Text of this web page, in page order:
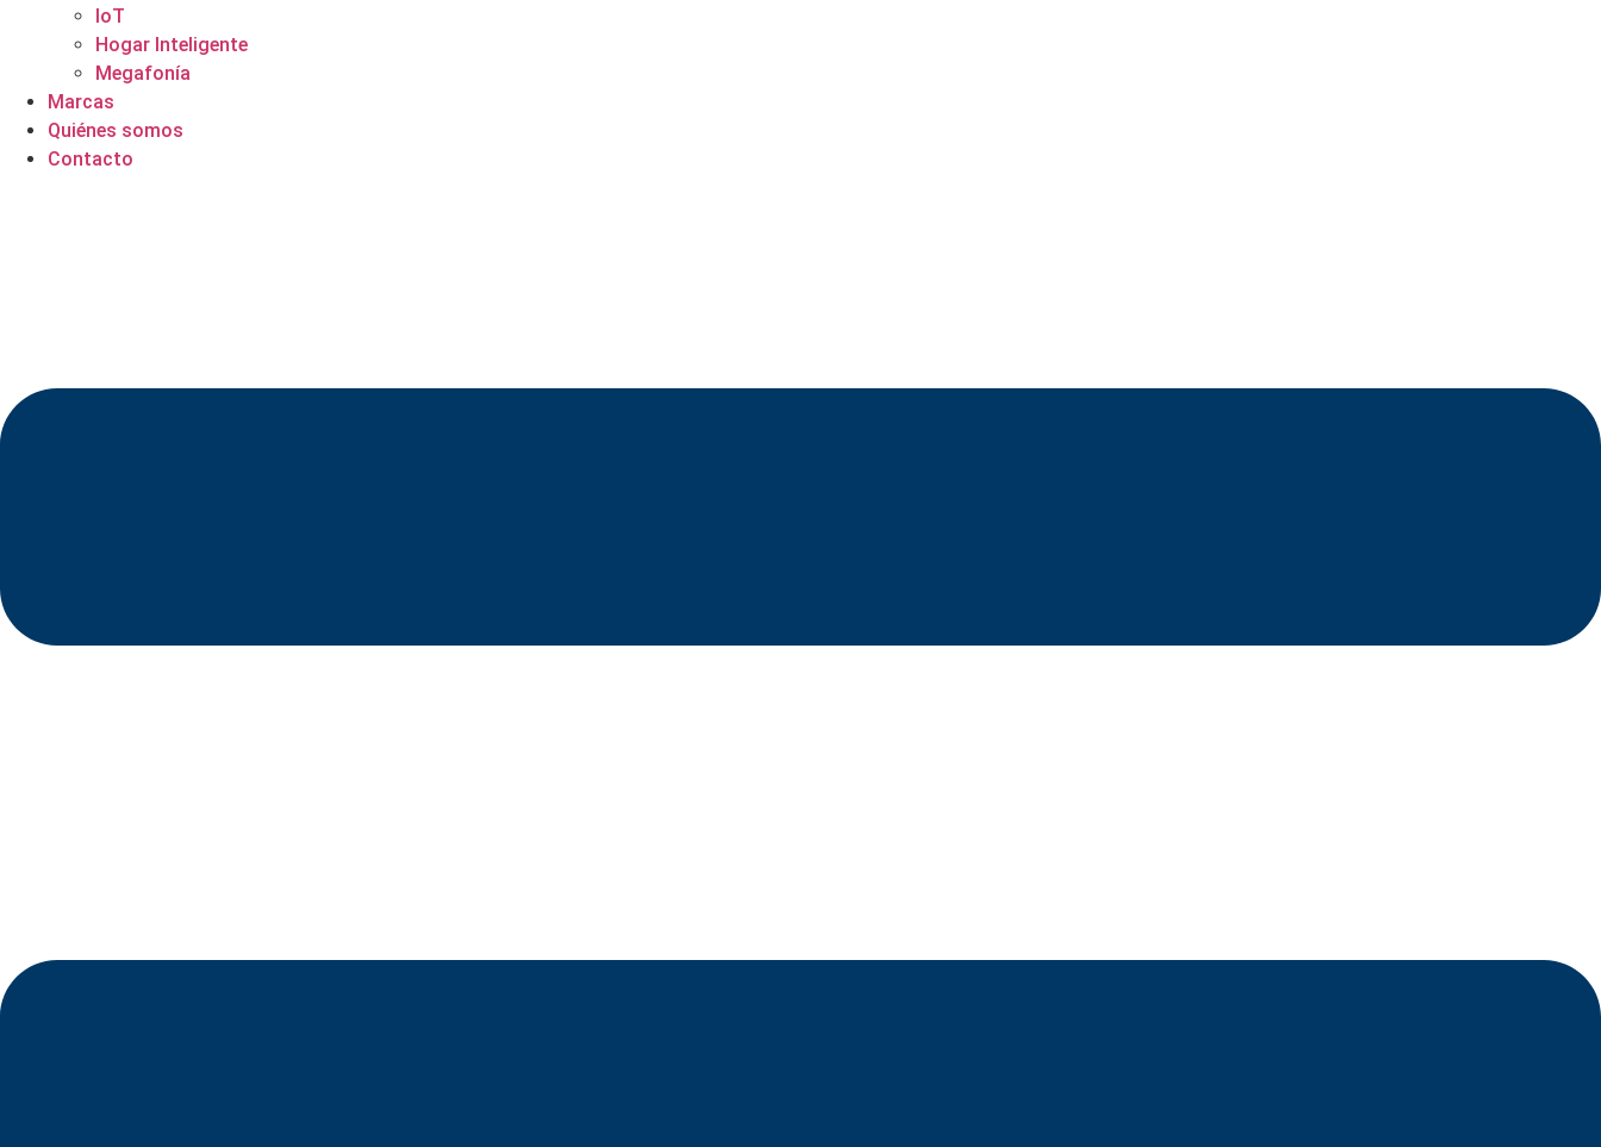
IoT
Hogar Inteligente
Megafonía
Marcas
Quiénes somos
Contacto